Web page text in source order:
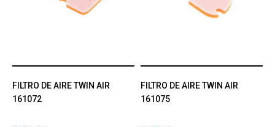
FILTRO DE AIRE TWIN AIR
161072
FILTRO DE AIRE TWIN AIR
161075